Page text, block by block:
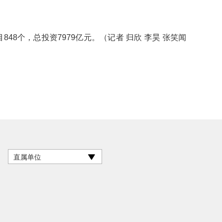
个，总投资7979亿元。（记者 归欣 李昊 张笑闻
直属单位